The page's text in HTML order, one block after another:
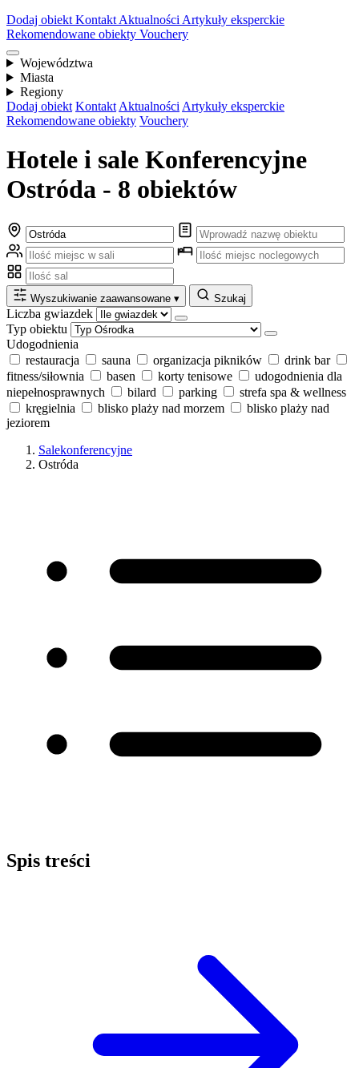
Dodaj obiekt Kontakt Aktualności Artykuły eksperckie
Rekomendowane obiekty Vouchery
Województwa
Miasta
Regiony
Dodaj obiekt Kontakt Aktualności Artykuły eksperckie
Rekomendowane obiekty Vouchery
Hotele i sale Konferencyjne
Ostróda - 8 obiektów
Wyszukiwanie zaawansowane ▾ Szukaj
Liczba gwiazdek
Typ obiektu
Udogodnienia
restauracja
sauna organizacja pikników
drink bar
fitness/siłownia
basen korty tenisowe
udogodnienia dla
niepełnosprawnych
bilard parking
strefa spa & wellness
kręgielnia
blisko plaży nad morzem
blisko plaży nad
jeziorem
Salekonferencyjne
Ostróda
Spis treści